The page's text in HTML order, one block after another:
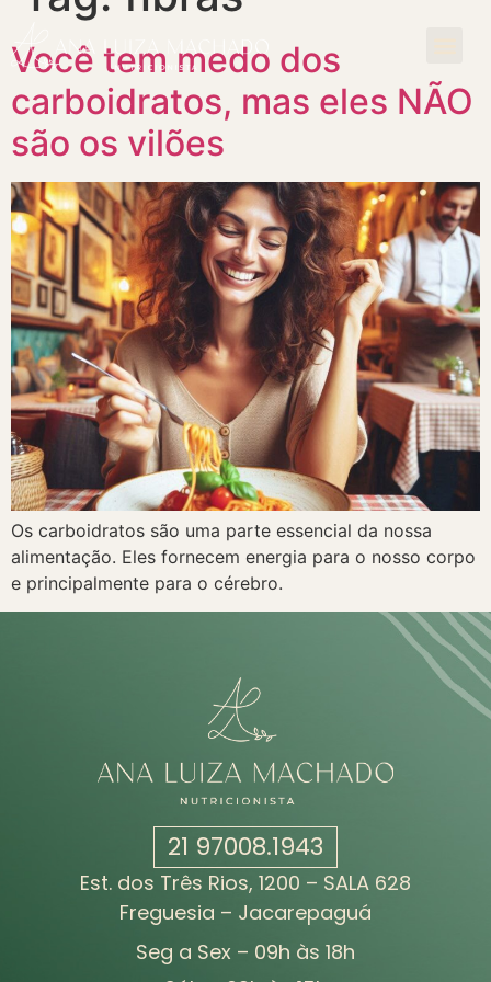
Você tem medo dos
carboidratos, mas eles NÃO
são os vilões
Os carboidratos são uma parte essencial da nossa
alimentação. Eles fornecem energia para o nosso corpo
e principalmente para o cérebro.
21 97008.1943
Est. dos Três Rios, 1200 – SALA 628
Freguesia – Jacarepaguá
Seg a Sex – 09h às 18h